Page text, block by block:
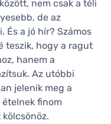
nem csak a téli
de az
És a jó hír? Számos
teszik, hogy a ragut
hanem a
Az utóbbi
jelenik meg a
ételnek finom